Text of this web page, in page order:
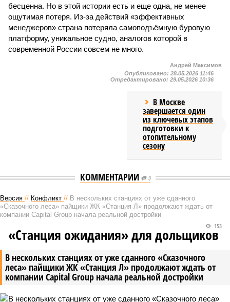
бесценна. Но в этой истории есть и еще одна, не менее
ощутимая потеря. Из-за действий «эффективных
менеджеров» страна потеряла самоподъёмную буровую
платформу, уникальное судно, аналогов которой в
современной России совсем не много.
Андрей Максимов
Опубликовано: 28.05.2026 11:46
Отредактировано: 29.05.2026 10:36
В Москве
завершается один
из ключевых этапов
подготовки к
отопительному
сезону
КОММЕНТАРИИ 0
Версия // Конфликт // В нескольких станциях от уже сданного
«Сказочного леса» пайщики ЖК «Станция Л» продолжают ждать от
компании Capital Group начала реальной достройки
В нескольких станциях от уже сданного «Сказочного
леса» пайщики ЖК «Станция Л» продолжают ждать от
компании Capital Group начала реальной достройки
153
«Станция ожидания» для дольщиков